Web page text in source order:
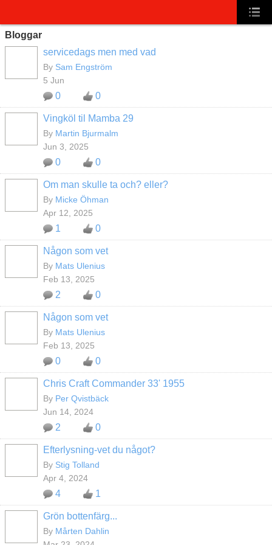
Bloggar
servicedags men med vad
By Sam Engström
5 Jun
0 0
Vingköl til Mamba 29
By Martin Bjurmalm
Jun 3, 2025
0 0
Om man skulle ta och? eller?
By Micke Öhman
Apr 12, 2025
1 0
Någon som vet
By Mats Ulenius
Feb 13, 2025
2 0
Någon som vet
By Mats Ulenius
Feb 13, 2025
0 0
Chris Craft Commander 33' 1955
By Per Qvistbäck
Jun 14, 2024
2 0
Efterlysning-vet du något?
By Stig Tolland
Apr 4, 2024
4 1
Grön bottenfärg...
By Mårten Dahlin